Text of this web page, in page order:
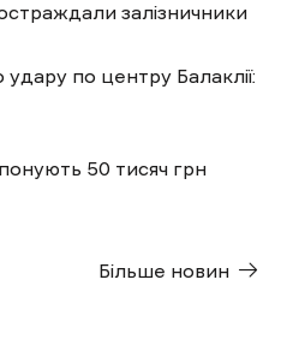
залізничники
удару по центру Балаклії:
50 тисяч грн
Більше новин